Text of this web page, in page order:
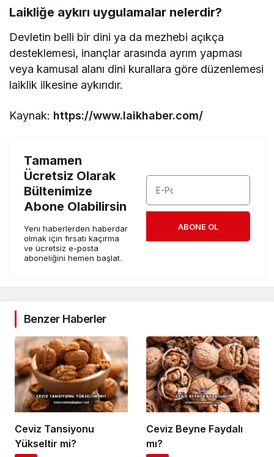
Laikliğe aykırı uygulamalar nelerdir?
Devletin belli bir dini ya da mezhebi açıkça
desteklemesi, inançlar arasında ayrım yapması
veya kamusal alanı dini kurallara göre düzenlemesi
laiklik ilkesine aykırıdır.
Kaynak: https://www.laikhaber.com/
Tamamen
Ücretsiz Olarak
Bültenimize
Abone Olabilirsin
Yeni haberlerden haberdar
olmak için fırsatı kaçırma
ve ücretsiz e-posta
aboneliğini hemen başlat.
ABONE OL
Benzer Haberler
Ceviz Tansiyonu
Yükseltir mi?
Ceviz Beyne Faydalı
mı?